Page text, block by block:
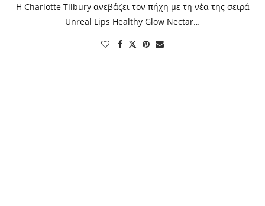
Η Charlotte Tilbury ανεβάζει τον πήχη με τη νέα της σειρά
Unreal Lips Healthy Glow Nectar…